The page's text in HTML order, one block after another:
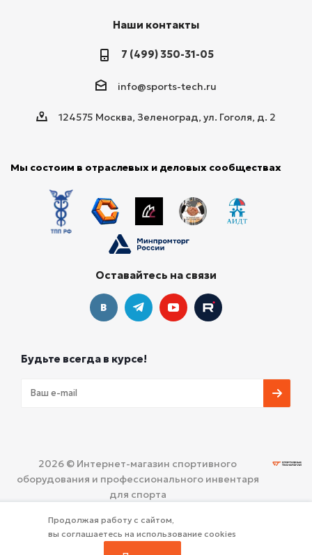
Наши контакты
7 (499) 350-31-05
info@sports-tech.ru
124575 Москва, Зеленоград, ул. Гоголя, д. 2
Мы состоим в отраслевых и деловых сообществах
Оставайтесь на связи
Будьте всегда в курсе!
2026 © Интернет-магазин спортивного
оборудования и профессионального инвентаря
для спорта
конфиденциальности
Продолжая работу с сайтом,
вы соглашаетесь на использование cookies